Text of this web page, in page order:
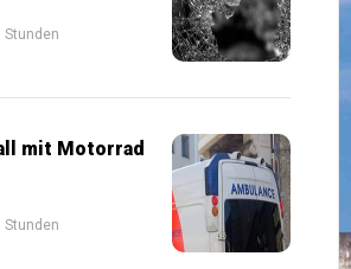
Stunden
mit Motorrad
Stunden